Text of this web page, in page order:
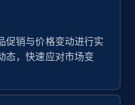
立即开始
促销与价格变动进行实
态，快速应对市场变